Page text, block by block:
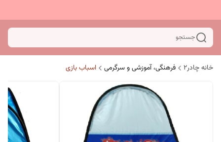
جستجو
خانه چادر۲ فرهنگی، آموزشی و سرگرمی اسباب بازی